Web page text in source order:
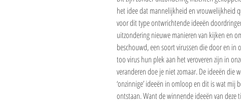
het idee dat mannelijkheid en vrouwelijkheid
voor dit type ontwrichtende ideeën
uitzondering nieuwe manieren van kijken en
beschouwd, een soort virussen die door en in
too virus hun plek aan het veroveren zijn in
veranderen doe je niet zomaar. De ideeën
‘onzinnige’ ideeën in omloop en dit is wat
ontstaan. Want de winnende ideeën van deze